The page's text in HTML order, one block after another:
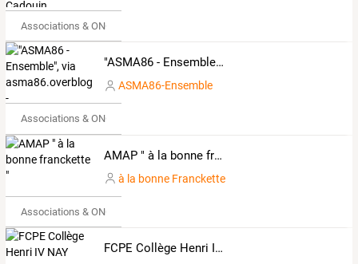
Associations & ONG
"ASMA86 - Ensemble", via asma86.overblog.com -
ASMA86-Ensemble
Associations & ONG
AMAP " à la bonne franckette "
à la bonne Franckette
Associations & ONG
FCPE Collège Henri IV NAY